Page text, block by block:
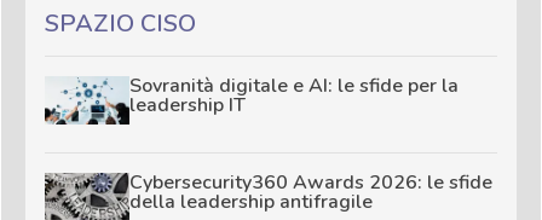
SPAZIO CISO
Sovranità digitale e AI: le sfide per la
leadership IT
Cybersecurity360 Awards 2026: le sfide
della leadership antifragile